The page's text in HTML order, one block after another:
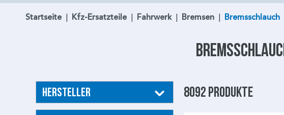
Startseite Kfz-Ersatzteile Fahrwerk Bremsen Bremsschlauch
Hersteller 8092 Produkte